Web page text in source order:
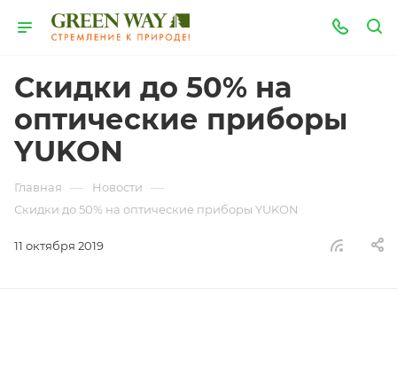
Скидки до 50% на
оптические приборы
YUKON
Главная — Новости —
Скидки до 50% на оптические приборы YUKON
11 октября 2019